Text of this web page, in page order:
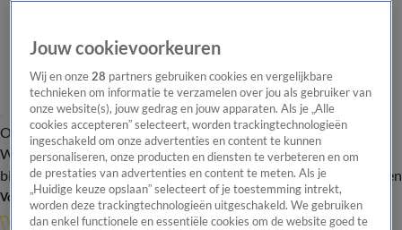
Overzicht Onze programma's Uitzendingen Onze gezichten
In de
WandelgangenInterviewsUitzending
bijwonenPodcastShopVeelgestelde vragenKijkersvraag insturen
Volg Vandaag Inside
Jouw cookievoorkeuren
Wij en onze28 partners gebruiken cookies en vergelijkbare
technieken om informatie te verzamelen over jou als gebruiker van
onze website(s), jouw gedrag en jouw apparaten. Als je „Alle
cookies accepteren” selecteert, worden trackingtechnologieën
ingeschakeld om onze advertenties en content te kunnen
personaliseren, onze producten en diensten te verbeteren en om
de prestaties van advertenties en content te meten. Als je
„Huidige keuze opslaan” selecteert of je toestemming intrekt,
worden deze trackingtechnologieën uitgeschakeld. We gebruiken
dan enkel functionele en essentiële cookies om de website goed te